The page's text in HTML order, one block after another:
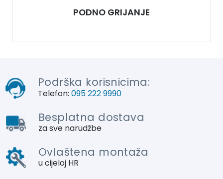
PODNO GRIJANJE
Podrška korisnicima:
Telefon: 095 222 9990
Besplatna dostava
za sve narudžbe
Ovlaštena montaža
u cijeloj HR